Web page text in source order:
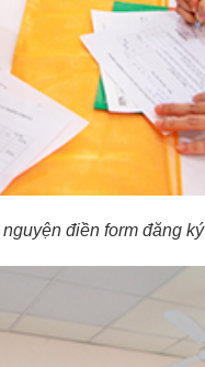
điền form đăng